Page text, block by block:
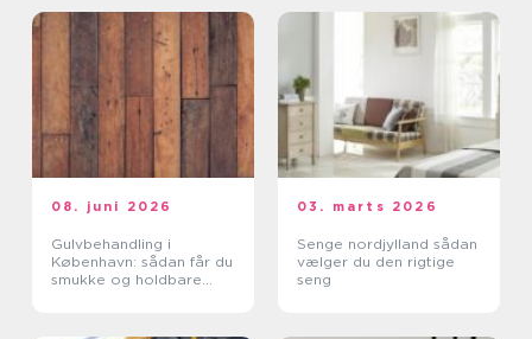
08. juni 2026
Gulvbehandling i
København: sådan får du
smukke og holdbare
03. marts 2026
Senge nordjylland sådan
vælger du den rigtige
seng